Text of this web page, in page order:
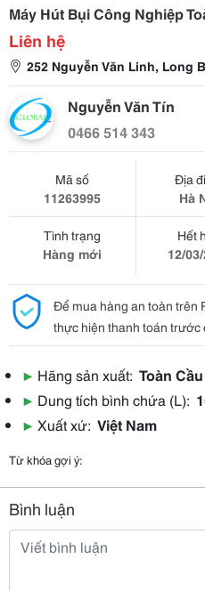
Máy Hút Bụi Công Nghiệp
Liên hệ
252 Nguyễn Văn Linh, Long
Nguyễn Văn Tín
0466 514 343
Mã số
11263995
Địa
Hà
Tình trạng
Hàng mới
Hết
12/
Để mua hàng an toàn trên
thực hiện thanh toán trước
▶ Hãng sản xuất: Toàn Cầu
▶ Dung tích bình chứa (L):
▶ Xuất xứ: Việt Nam
Từ khóa gợi ý:
Bình luận